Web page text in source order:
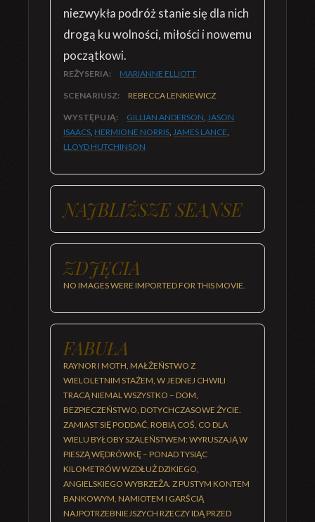
niezwykła podróż stanie się dla nich
drogą ku wolności, miłości i nowemu
początkowi.
REŻYSERIA: MARIANNE ELLIOTT
SCENARIUSZ: REBECCA LENKIEWICZ
WYSTĘPUJĄ: GILLIAN ANDERSON, JASON
ISAACS, HERMIONE NORRIS, JAMES LANCE,
LLOYD HUTCHINSON
NAJBLIŻSZE SEANSE
ZDJĘCIA
NO IMAGES WERE IMPORTED FOR THIS MOVIE.
FABUŁA
RAYNOR I MOTH, MAŁŻEŃSTWO Z
WIELOLETNIM STAŻEM, W JEDNEJ CHWILI
TRACĄ NIEMAL WSZYSTKO – DOM,
BEZPIECZEŃSTWO, DOTYCHCZASOWE ŻYCIE.
ZAMIAST SIĘ PODDAĆ, ROBIĄ COŚ, CO DLA
WIELU BYŁOBY SZALEŃSTWEM: WYRUSZAJĄ W
PIESZĄ WĘDRÓWKĘ – PONAD TYSIĄC
KILOMETRÓW WZDŁUŻ DZIKIEGO,
ANGIELSKIEGO WYBRZEŻA. Z PUSTYM KONTEM
BANKOWYM, NAMIOTEM I GARŚCIĄ
NAJPOTRZEBNIEJSZYCH RZECZY IDĄ PRZED